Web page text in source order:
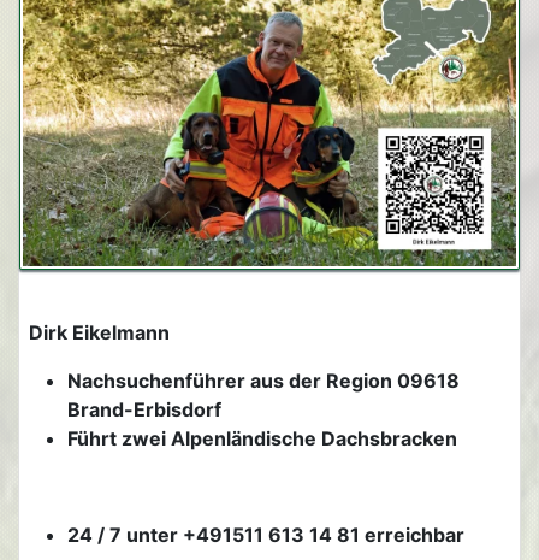
Dirk Eikelmann
Nachsuchenführer aus der Region 09618
Brand-Erbisdorf
Führt zwei Alpenländische Dachsbracken
24 / 7 unter +491511 613 14 81 erreichbar